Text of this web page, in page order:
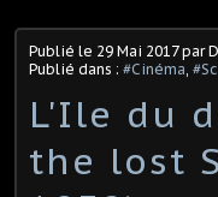
Publié le 29 Mai 2017par
Publié dans : #Cinéma
L'Ile du
the lost